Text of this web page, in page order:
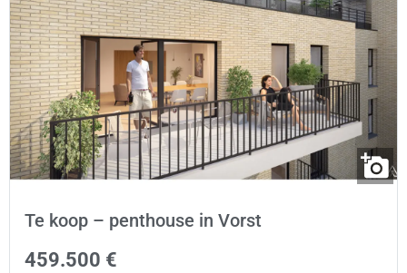
Te koop – penthouse in Vorst
459.500 €